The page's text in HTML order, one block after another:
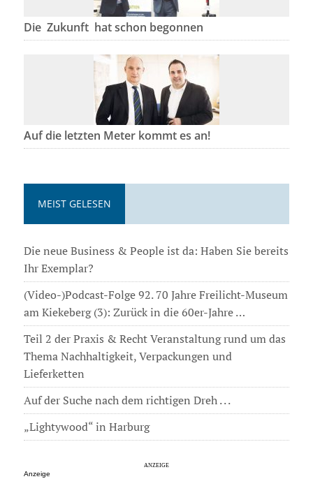
Die Zukunft hat schon begonnen
Auf die letzten Meter kommt es an!
MEIST GELESEN
Die neue Business & People ist da: Haben Sie bereits
Ihr Exemplar?
(Video-)Podcast-Folge 92. 70 Jahre Freilicht-Museum
am Kiekeberg (3): Zurück in die 60er-Jahre …
Teil 2 der Praxis & Recht Veranstaltung rund um das
Thema Nachhaltigkeit, Verpackungen und
Lieferketten
Auf der Suche nach dem richtigen Dreh . . .
„Lightywood“ in Harburg
Anzeige